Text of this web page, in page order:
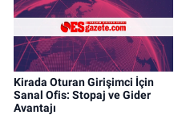
Kirada Oturan Girişimci İçin
Sanal Ofis: Stopaj ve Gider
Avantajı